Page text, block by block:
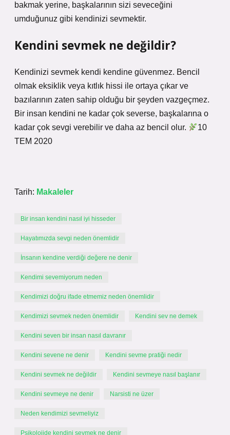
bakmak yerine, başkalarının sizi seveceğini
umduğunuz gibi kendinizi sevmektir.
Kendini sevmek ne değildir?
Kendinizi sevmek kendi kendine güvenmez. Bencil
olmak eksiklik veya kıtlık hissi ile ortaya çıkar ve
bazılarının zaten sahip olduğu bir şeyden vazgeçmez.
Bir insan kendini ne kadar çok severse, başkalarına o
kadar çok sevgi verebilir ve daha az bencil olur.
10
TEM 2020
Tarih: Makaleler
Bir insan kendini nasıl iyi hisseder
Hayatımızda sevgi neden önemlidir
İnsanın kendine verdiği değere ne denir
Kendimi sevemiyorum neden
Kendimizi doğru ifade etmemiz neden önemlidir
Kendimizi sevmek neden önemlidir Kendini sev ne demek
Kendini seven bir insan nasıl davranır
Kendini sevene ne denir Kendini sevme pratiği nedir
Kendini sevmek ne değildir Kendini sevmeye nasıl başlanır
Kendini sevmeye ne denir Narsisti ne üzer
Neden kendimizi sevmeliyiz
Psikolojide kendini sevmek ne denir